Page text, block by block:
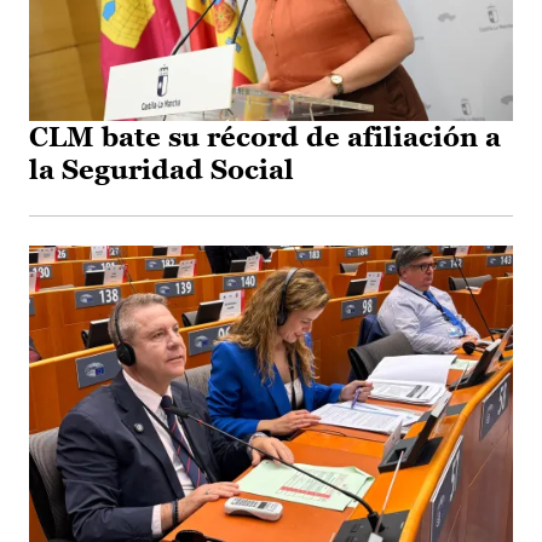
CLM bate su récord de afiliación a
la Seguridad Social